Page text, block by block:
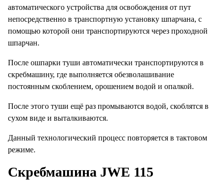
автоматического устройства для освобождения от пут
непосредственно в транспортную установку шпарчана, с
помощью которой они транспортируются через проходной
шпарчан.
После ошпарки туши автоматически транспортируются в
скребмашину, где выполняется обезволашивание
постоянным скоблением, орошением водой и опалкой.
После этого туши ещё раз промываются водой, скоблятся в
сухом виде и выталкиваются.
Данный технологический процесс повторяется в тактовом
режиме.
Скребмашина JWE 115